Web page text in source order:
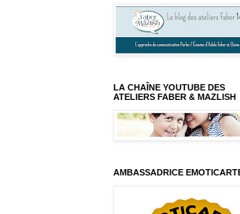
LA CHAÎNE YOUTUBE DES
ATELIERS FABER & MAZLISH
AMBASSADRICE